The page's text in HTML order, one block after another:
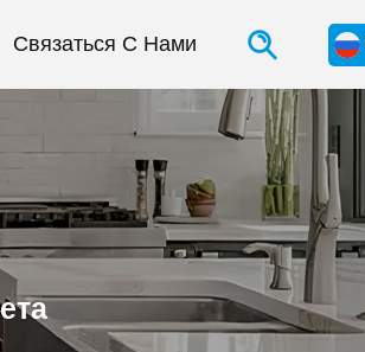
Связаться С Нами
en
fr
ru
es